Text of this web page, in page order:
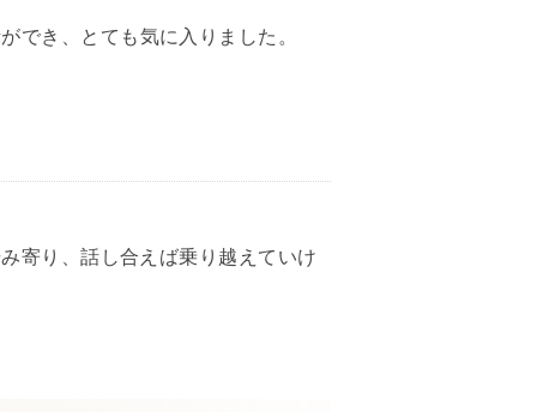
でき、とても気に入りました。
寄り、話し合えば乗り越えていけ